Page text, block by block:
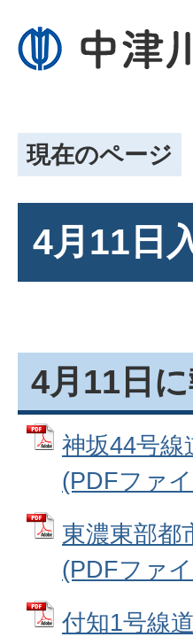
現在のページ
4月11日
4月11日
神坂44号線
(PDFファ
東濃東部都
(PDFファ
付知1号線